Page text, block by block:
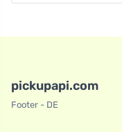
pickupapi.com
Footer - DE